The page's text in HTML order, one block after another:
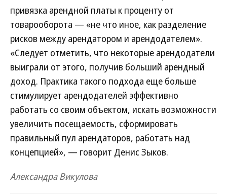
привязка арендной платы к проценту от
товарооборота — «не что иное, как разделение
рисков между арендатором и арендодателем».
«Следует отметить, что некоторые арендодатели
выиграли от этого, получив больший арендный
доход. Практика такого подхода еще больше
стимулирует арендодателей эффективно
работать со своим объектом, искать возможности
увеличить посещаемость, сформировать
правильный пул арендаторов, работать над
концепцией», — говорит Денис Зыков.
Александра Викулова